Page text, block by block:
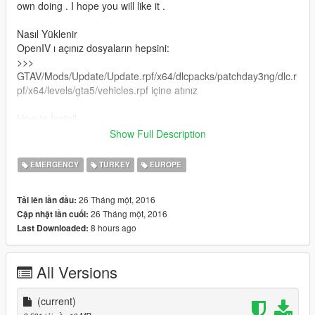
own doing . I hope you will like it .
Nasıl Yüklenir
OpenIV ı açınız dosyaların hepsini:
>>>
GTAV/Mods/Update/Update.rpf/x64/dlcpacks/patchday3ng/dlc.r
pf/x64/levels/gta5/vehicles.rpf içine atınız
Go to >>>
GTAV/Mods/Update/Update.rpf/x64/dlcpacks/patchday3ng/dlc.r
CREDITS
Model : 3D Model's - 3dgarage.ru
Edited Futher For IV : BritishGamer88
Converted over to GTAV : BritishGamer88
Texture's/Material's : BritishGamer88 / LESTRANGE
Show Full Description
EMERGENCY TURKEY EUROPE
Tải lên lần đầu: 26 Tháng một, 2016
Cập nhật lần cuối: 26 Tháng một, 2016
Last Downloaded: 8 hours ago
All Versions
(current)